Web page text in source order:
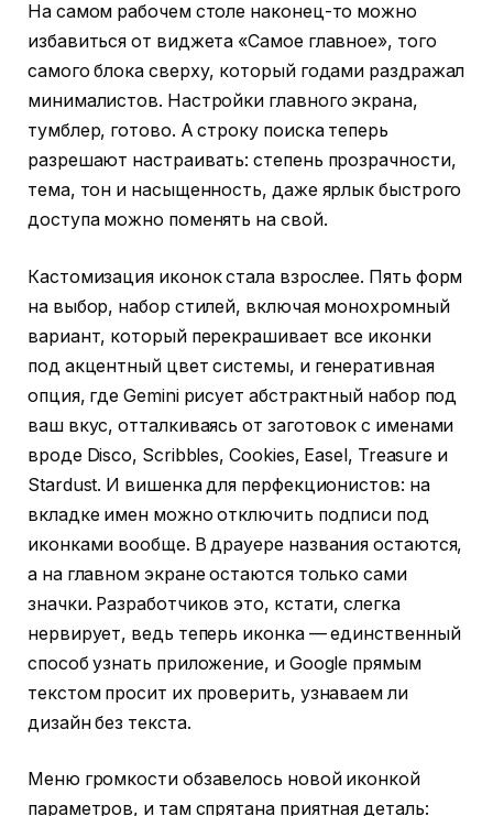
На самом рабочем столе наконец-то можно
избавиться от виджета «Самое главное», того
самого блока сверху, который годами раздражал
минималистов. Настройки главного экрана,
тумблер, готово. А строку поиска теперь
разрешают настраивать: степень прозрачности,
тема, тон и насыщенность, даже ярлык быстрого
доступа можно поменять на свой.
Кастомизация иконок стала взрослее. Пять форм
на выбор, набор стилей, включая монохромный
вариант, который перекрашивает все иконки
под акцентный цвет системы, и генеративная
опция, где Gemini рисует абстрактный набор под
ваш вкус, отталкиваясь от заготовок с именами
вроде Disco, Scribbles, Cookies, Easel, Treasure и
Stardust. И вишенка для перфекционистов: на
вкладке имен можно отключить подписи под
иконками вообще. В драуере названия остаются,
а на главном экране остаются только сами
значки. Разработчиков это, кстати, слегка
нервирует, ведь теперь иконка — единственный
способ узнать приложение, и Google прямым
текстом просит их проверить, узнаваем ли
дизайн без текста.
Меню громкости обзавелось новой иконкой
параметров, и там спрятана приятная деталь: